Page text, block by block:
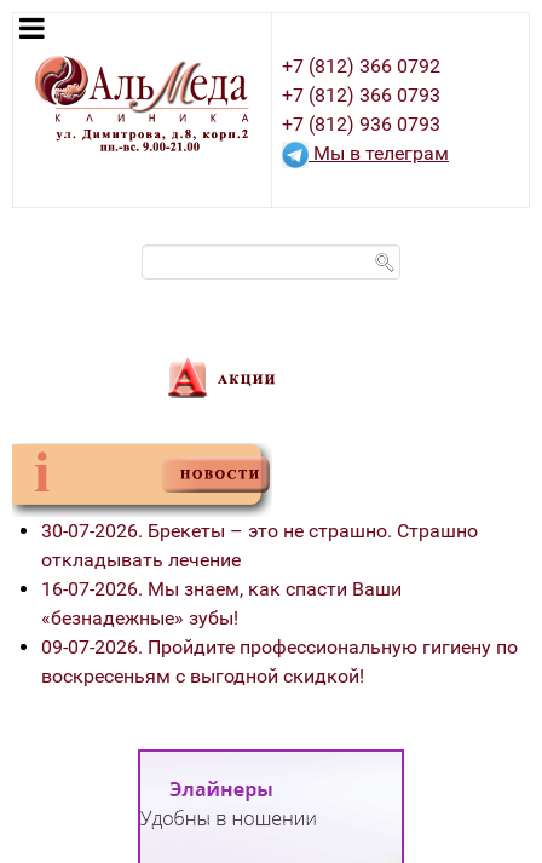
+7 (812) 366 0792
+7 (812) 366 0793
+7 (812) 936 0793
Мы в телеграм
30-07-2026. Брекеты – это не страшно. Страшно
откладывать лечение
16-07-2026. Мы знаем, как спасти Ваши
«безнадежные» зубы!
09-07-2026. Пройдите профессиональную гигиену по
воскресеньям с выгодной скидкой!